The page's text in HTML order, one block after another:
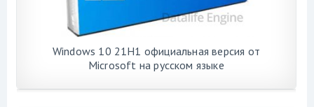
Windows 10 21H1 официальная версия от
Microsoft на русском языке